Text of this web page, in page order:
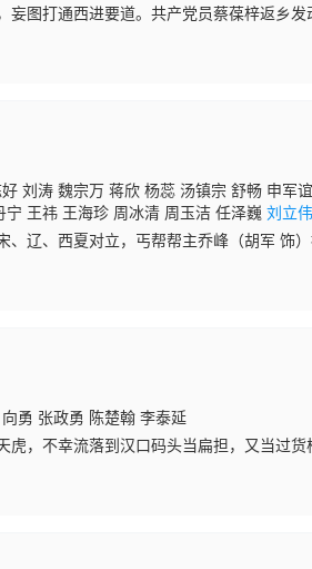
妄图打通西进要道。共产党员蔡葆梓返乡
领，凭借胆识与格局化解恩怨、凝聚人心
刘涛 魏宗万 蒋欣 杨蕊 汤镇宗 舒畅 申军
王祎 王海珍 周冰清 周玉洁 任泽巍刘立伟
斯 晋松 郑爽 孙蛟龙 许还山 张纪中 马仑
、辽、西夏对立，丐帮帮主乔峰（胡军 饰
真相为自己平反开始了调查之路，却引发
勇 张政勇 陈楚翰 李泰延
虎，不幸流落到汉口码头当扁担，又当过
中，在码头上各派力量对利益的追逐较量